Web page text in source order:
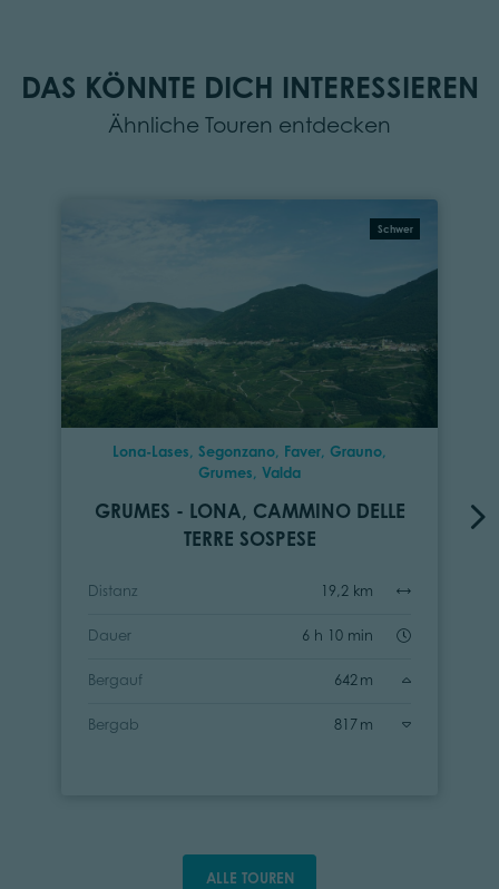
DAS KÖNNTE DICH INTERESSIEREN
Ähnliche Touren entdecken
Schwer
Lona-Lases, Segonzano, Faver, Grauno,
Grumes, Valda
GRUMES - LONA, CAMMINO DELLE
TERRE SOSPESE
Distanz 19,2 km
Dauer 6 h 10 min
Bergauf 642 m
Bergab 817 m
ALLE TOUREN